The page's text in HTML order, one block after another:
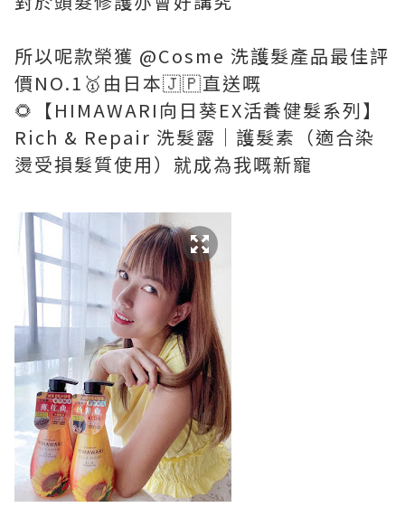
所以呢款榮獲 @Cosme 洗護髮產品最佳評
價NO.1🥇由日本🇯🇵直送嘅
🌻【HIMAWARI向日葵EX活養健髮系列】
Rich & Repair 洗髮露｜護髮素（適合染
燙受損髮質使用）就成為我嘅新寵